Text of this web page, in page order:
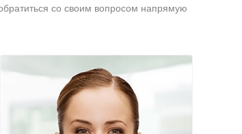
со своим вопросом напрямую